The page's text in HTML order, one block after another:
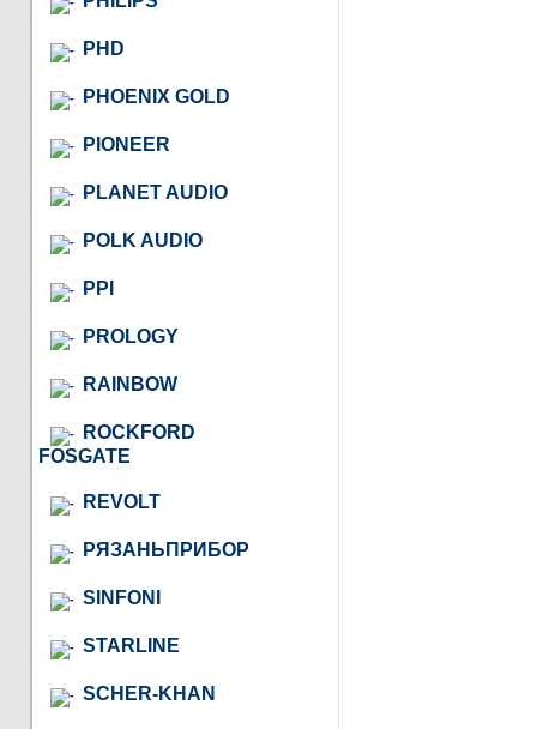
PHD
PHOENIX GOLD
PIONEER
PLANET AUDIO
POLK AUDIO
PPI
PROLOGY
RAINBOW
ROCKFORD
FOSGATE
REVOLT
РЯЗАНЬПРИБОР
SINFONI
STARLINE
SCHER-KHAN